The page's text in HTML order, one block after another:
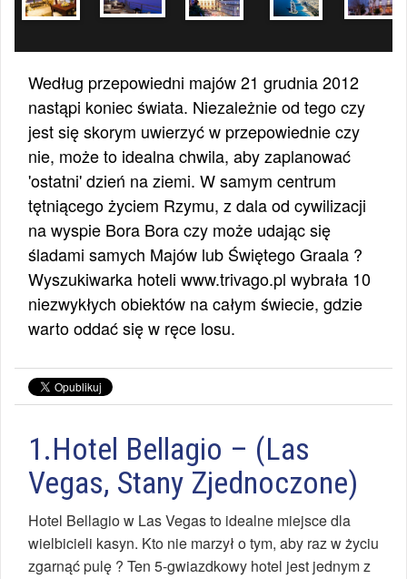
Według przepowiedni majów 21 grudnia 2012
nastąpi koniec świata. Niezależnie od tego czy
jest się skorym uwierzyć w przepowiednie czy
nie, może to idealna chwila, aby zaplanować
'ostatni' dzień na ziemi. W samym centrum
tętniącego życiem Rzymu, z dala od cywilizacji
na wyspie Bora Bora czy może udając się
śladami samych Majów lub Świętego Graala ?
Wyszukiwarka hoteli www.trivago.pl wybrała 10
niezwykłych obiektów na całym świecie, gdzie
warto oddać się w ręce losu.
1.Hotel Bellagio – (Las
Vegas, Stany Zjednoczone)
Hotel Bellagio w Las Vegas to idealne miejsce dla
wielbicieli kasyn. Kto nie marzył o tym, aby raz w życiu
zgarnąć pulę ? Ten 5-gwiazdkowy hotel jest jednym z